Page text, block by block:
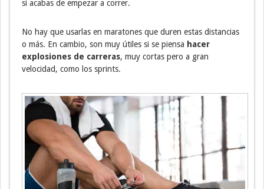
si acabas de empezar a correr.
No hay que usarlas en maratones que duren estas distancias
o más. En cambio, son muy útiles si se piensa hacer
explosiones de carreras, muy cortas pero a gran
velocidad, como los sprints.